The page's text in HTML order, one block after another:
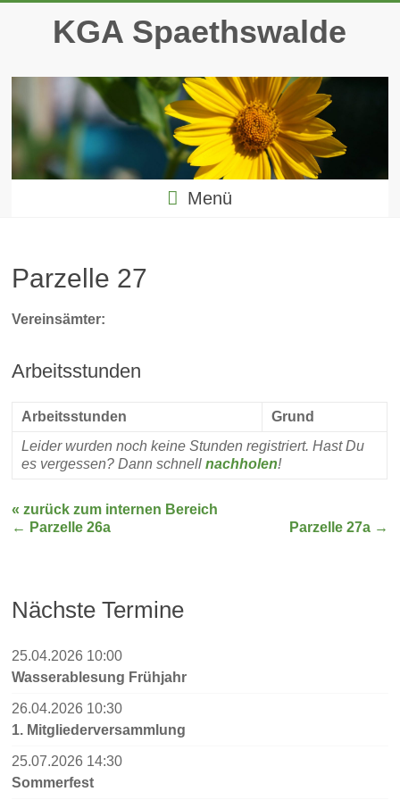
springenKGA Spaethswalde
Menü
Parzelle 27
Vereinsämter:
Arbeitsstunden
Arbeitsstunden
Grund
Leider wurden noch keine Stunden registriert. Hast Du
es vergessen? Dann schnellnachholen!
« zurück zum internen Bereich
← Parzelle 26a Parzelle 27a →
Nächste Termine
25.04.2026 10:00
Wasserablesung Frühjahr
26.04.2026 10:30
1. Mitgliederversammlung
25.07.2026 14:30
Sommerfest